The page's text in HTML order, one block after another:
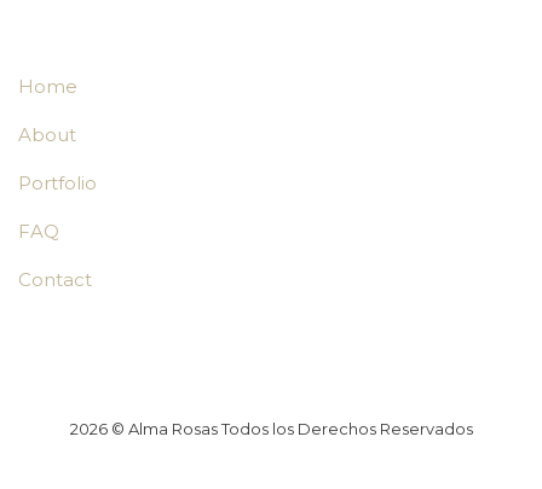
Home
About
Portfolio
FAQ
Contact
2026© Alma Rosas Todos los Derechos Reservados